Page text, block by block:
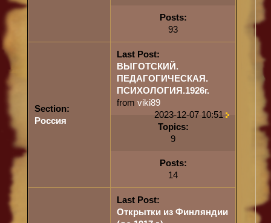
Posts:
93
Section:
Россия
Last Post:
ВЫГОТСКИЙ.
ПЕДАГОГИЧЕСКАЯ.
ПСИХОЛОГИЯ.1926г.
from viki89
2023-12-07 10:51
Topics:
9
Posts:
14
Last Post:
Открытки из Финляндии